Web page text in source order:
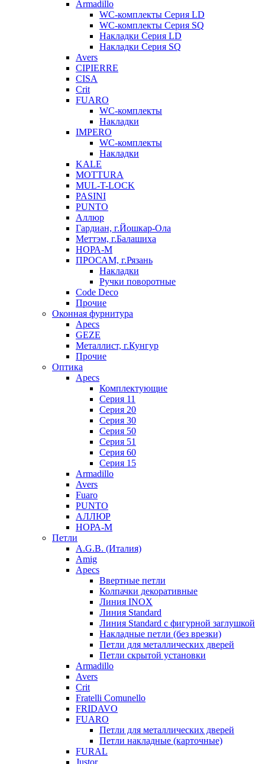
Armadillo
WC-комплекты Серия LD
WC-комплекты Серия SQ
Накладки Серия LD
Накладки Серия SQ
Avers
CIPIERRE
CISA
Crit
FUARO
WC-комплекты
Накладки
IMPERO
WC-комплекты
Накладки
KALE
MOTTURA
MUL-T-LOCK
PASINI
PUNTO
Аллюр
Гардиан, г.Йошкар-Ола
Меттэм, г.Балашиха
НОРА-М
ПРОСАМ, г.Рязань
Накладки
Ручки поворотные
Code Deco
Прочие
Оконная фурнитура
Apecs
GEZE
Металлист, г.Кунгур
Прочие
Оптика
Apecs
Комплектующие
Серия 11
Серия 20
Серия 30
Серия 50
Серия 51
Серия 60
Серия 15
Armadillo
Avers
Fuaro
PUNTO
АЛЛЮР
НОРА-М
Петли
A.G.B. (Италия)
Amig
Apecs
Ввертные петли
Колпачки декоративные
Линия INOX
Линия Standard
Линия Standard с фигурной заглушкой
Накладные петли (без врезки)
Петли для металлических дверей
Петли скрытой установки
Armadillo
Avers
Crit
Fratelli Comunello
FRIDAVO
FUARO
Петли для металлических дверей
Петли накладные (карточные)
FURAL
Justor